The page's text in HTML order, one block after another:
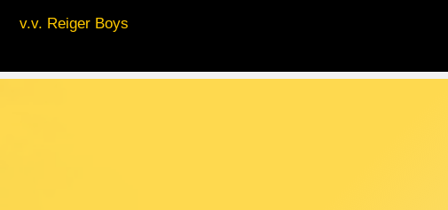
v.v. Reiger Boys